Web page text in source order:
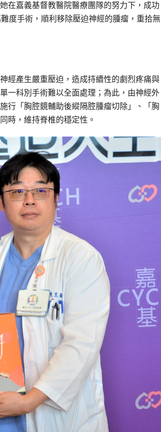
在嘉義基督教醫院醫療團隊的努力下，成功
度手術，順利移除壓迫神經的腫瘤，重拾無
經產生嚴重壓迫，造成持續性的劇烈疼痛與
一科別手術難以全面處理；為此，由神經外
行「胸腔鏡輔助後縱隔腔腫瘤切除」、「胸
時，維持脊椎的穩定性。